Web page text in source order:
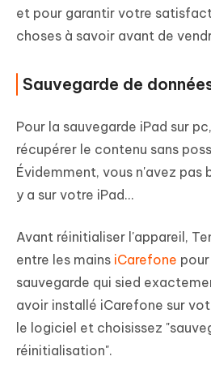
et pour garantir votre
choses à savoir avant de
Sauvegarde de
Pour la sauvegarde iPad sur
récupérer le contenu sans
Évidemment, vous n'avez pas
y a sur votre iPad...
Avant réinitialiser l'appareil,
entre les mains iCarefone
sauvegarde qui sied
avoir installé iCarefone sur
le logiciel et choisissez
réinitialisation".